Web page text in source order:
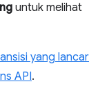
untuk melihat
yang lancar
API.